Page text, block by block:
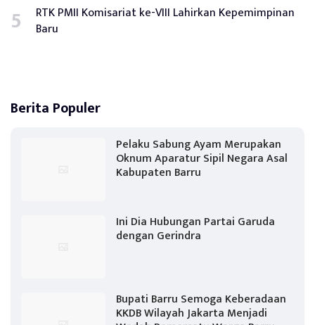
RTK PMII Komisariat ke-VIII Lahirkan Kepemimpinan
Baru
Berita Populer
Pelaku Sabung Ayam Merupakan
Oknum Aparatur Sipil Negara Asal
Kabupaten Barru
Ini Dia Hubungan Partai Garuda
dengan Gerindra
Bupati Barru Semoga Keberadaan
KKDB Wilayah Jakarta Menjadi